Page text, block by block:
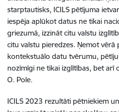
starptautisks, ICILS pētījuma
iespēja aplūkot datus ne tikai
griezumā, izzināt citu valstu
citu valstu pieredzes. Ņemot vērā
kontekstuālo datu tvērumu,
nozīmīgi ne tikai izglītības, bet arī
O. Pole.
ICILS 2023 rezultāti pētniekiem